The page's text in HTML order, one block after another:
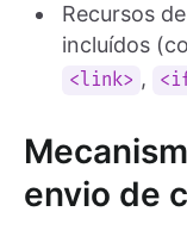
Recursos
incluídos
<link> ,
envio de